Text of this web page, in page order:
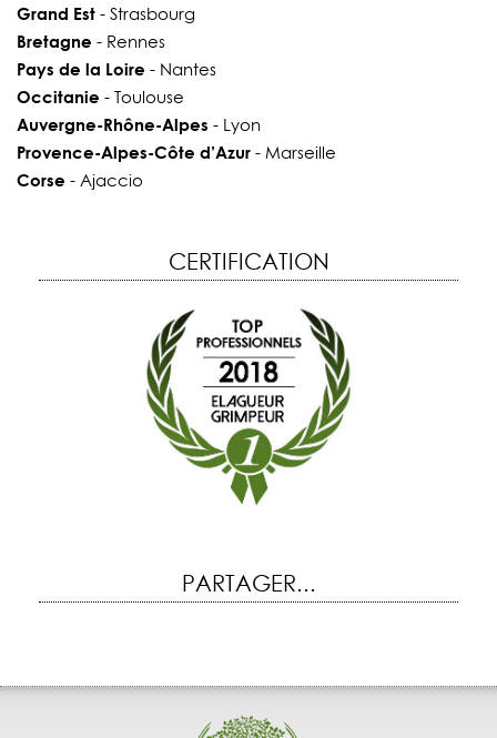
Grand Est- Strasbourg
Bretagne - Rennes
Pays de la Loire - Nantes
Occitanie - Toulouse
Auvergne-Rhône-Alpes - Lyon
Provence-Alpes-Côte d’Azur- Marseille
Corse - Ajaccio
CERTIFICATION
PARTAGER...